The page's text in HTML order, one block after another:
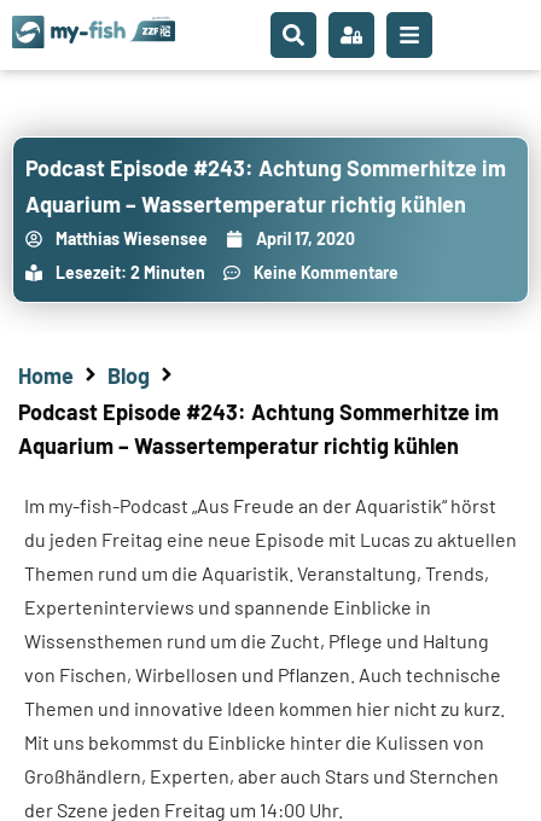
Podcast Episode #243: Achtung Sommerhitze im
Aquarium – Wassertemperatur richtig kühlen
Matthias Wiesensee
April 17, 2020
Lesezeit: 2 Minuten
Keine Kommentare
Home
Blog
Podcast Episode #243: Achtung Sommerhitze im
Aquarium – Wassertemperatur richtig kühlen
Im my-fish-Podcast „Aus Freude an der Aquaristik“ hörst
du jeden Freitag eine neue Episode mit Lucas zu aktuellen
Themen rund um die Aquaristik. Veranstaltung, Trends,
Experteninterviews und spannende Einblicke in
Wissensthemen rund um die Zucht, Pflege und Haltung
von Fischen, Wirbellosen und Pflanzen. Auch technische
Themen und innovative Ideen kommen hier nicht zu kurz.
Mit uns bekommst du Einblicke hinter die Kulissen von
Großhändlern, Experten, aber auch Stars und Sternchen
der Szene jeden Freitag um 14:00 Uhr.